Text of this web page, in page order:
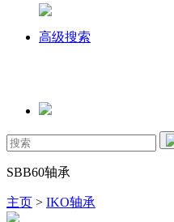
高级搜索
SBB60轴承
主页 > IKO轴承